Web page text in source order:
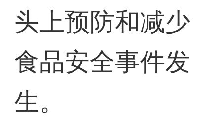
头上预防和减少
食品安全事件发
生。